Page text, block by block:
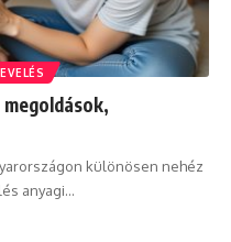
különösen nehéz
anyagi…